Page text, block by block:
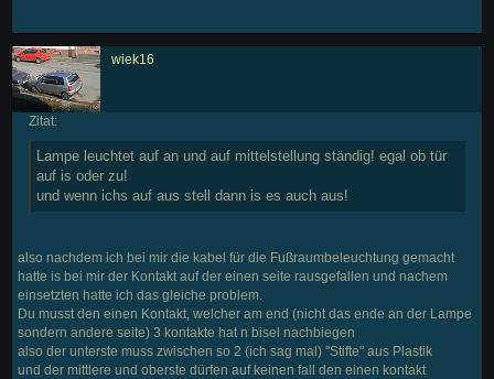
wiek16
Zitat:
Lampe leuchtet auf an und auf mittelstellung ständig! egal ob tür
auf is oder zu!
und wenn ichs auf aus stell dann is es auch aus!
also nachdem ich bei mir die kabel für die Fußraumbeleuchtung gemacht
hatte is bei mir der Kontakt auf der einen seite rausgefallen und nachem
einsetzten hatte ich das gleiche problem.
Du musst den einen Kontakt, welcher am end (nicht das ende an der Lampe
sondern andere seite) 3 kontakte hat n bisel nachbiegen
also der unterste muss zwischen so 2 (ich sag mal) "Stifte" aus Plastik
und der mittlere und oberste dürfen auf keinen fall den einen kontakt